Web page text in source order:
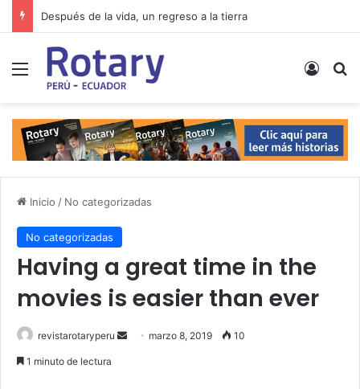
Después de la vida, un regreso a la tierra
Menú
Inicio / No categorizadas
No categorizadas
Having a great time in the
movies is easier than ever
revistarotaryperu
Send marzo 8, 2019 10
1 minuto de lectura